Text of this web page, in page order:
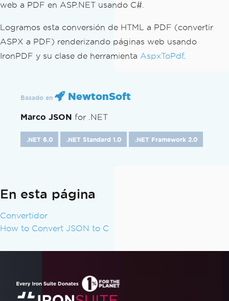
web a PDF en ASP.NET usando C#.
Logramos esta conversión de HTML a PDF (convertir
ASPX a PDF) renderizando páginas web usando
IronPDF y su clase de herramienta AspxToPdf.
Basado en NewtonSoft
Marco JSON for .NET
.NET 6.0 .NET Standard 1.0 .NET Framework 2.0
En esta página
Convertidor
How to Convert JSON to C